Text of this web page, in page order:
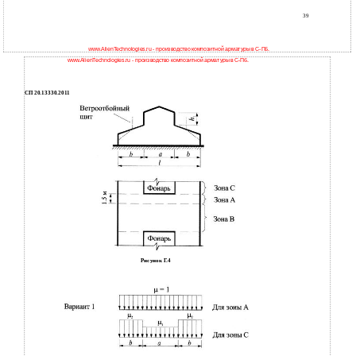
39
www.AlienTechnologies.ru - производство композитной арматуры в С-Пб.
www.AlienTechnologies.ru - производство композитной арматуры в С-Пб.
СП 20.13330.2011
Рисунок Г.4